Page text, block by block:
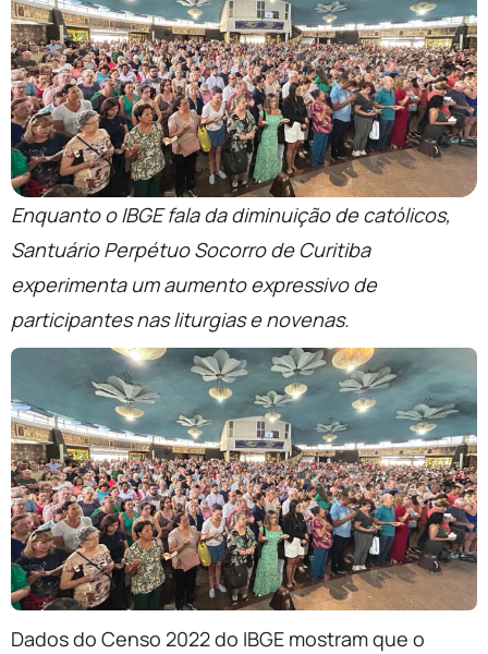
Enquanto o IBGE fala da diminuição de católicos,
Santuário Perpétuo Socorro de Curitiba
experimenta um aumento expressivo de
participantes nas liturgias e novenas.
Dados do Censo 2022 do IBGE mostram que o